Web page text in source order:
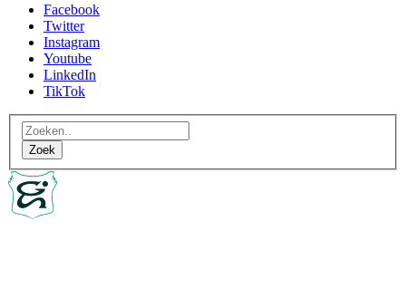
Facebook
Twitter
Instagram
Youtube
LinkedIn
TikTok